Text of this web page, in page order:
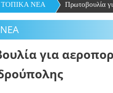
ΤΟΠΙΚΑ ΝΕΑ Πρωτοβουλία
για